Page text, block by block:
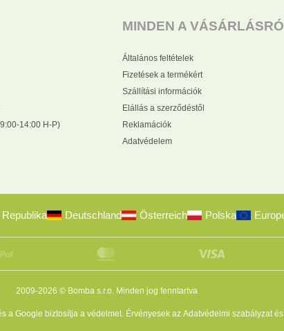
14:00 H-P)
MINDEN A
Általános feltételek
Fizetések a termékért
Szállítási információk
Elállás a szerződéstől
Reklamációk
Adatvédelem
Deutschland Österreich Polska
2009-2026 © Bomba s.r.o. Minden jog fenntartva
a Google biztosítja a védelmet. Érvényesek az Adatvédelmi szabályzatés